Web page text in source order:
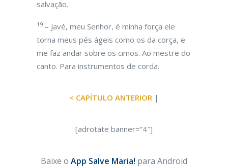
salvação.
19 – Javé, meu Senhor, é minha força ele
torna meus pés ágeis como os da corça, e
me faz andar sobre os cimos. Ao mestre do
canto. Para instrumentos de corda.
< CAPÍTULO ANTERIOR |
[adrotate banner=”4″]
Baixe o App Salve Maria! para Android